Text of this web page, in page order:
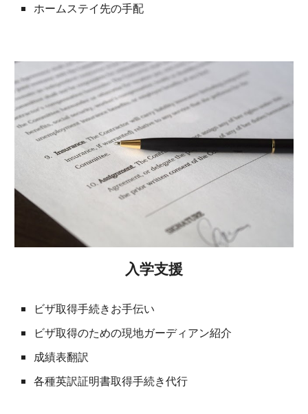
ホームステイ先の手配
入学支援
ビザ取得手続きお手伝い
ビザ取得のための現地ガーディアン紹介
成績表翻訳
各種英訳証明書取得手続き代行